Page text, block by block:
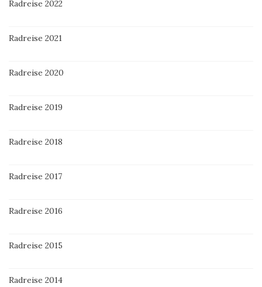
Radreise 2022
Radreise 2021
Radreise 2020
Radreise 2019
Radreise 2018
Radreise 2017
Radreise 2016
Radreise 2015
Radreise 2014